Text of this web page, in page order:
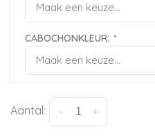
Maak een keuze...
CABOCHONKLEUR: *
Maak een keuze...
Aantal: +
-